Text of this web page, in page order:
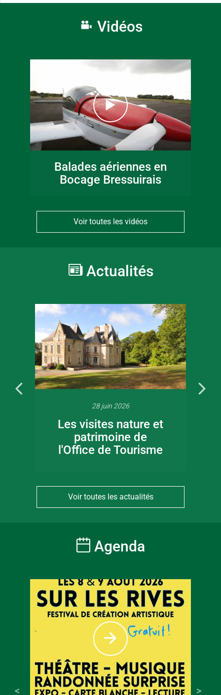
Vidéos
Balades aériennes en
Bocage Bressuirais
Voir toutes les vidéos
Actualités
28 juin 2026
Les visites nature et
patrimoine de
l'Office de Tourisme
Voir toutes les actualités
Agenda